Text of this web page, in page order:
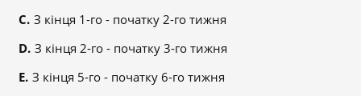
З кінця 1-го - початку 2-го тижня
З кінця 2-го - початку 3-го тижня
З кінця 5-го - початку 6-го тижня